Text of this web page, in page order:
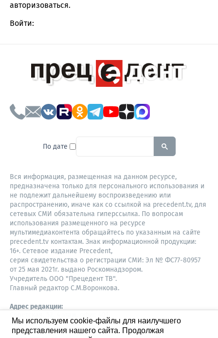
авторизоваться.
Войти:
По дате To search this site, enter a
Вся информация, размещенная на данном ресурсе,
предназначена только для персонального использования и
не подлежит дальнейшему воспроизведению или
распространению, иначе как со ссылкой на precedent.tv, для
сетевых СМИ обязательна гиперссылка. По вопросам
использования размещенного на ресурсе
мультимедиаконтента обращайтесь по указанным на сайте
precedent.tv контактам. Знак информационной продукции:
16+. Сетевое издание Precedent,
серия свидетельства о регистрации СМИ: Эл № ФС77-80957
от 25 мая 2021г. выдано Роскомнадзором.
Учредитель ООО "Прецедент ТВ".
Главный редактор С.М.Воронкова.
Адрес редакции:
630087,
Новосибирск
Мы используем cookie-файлы для наилучшего
представления нашего сайта. Продолжая